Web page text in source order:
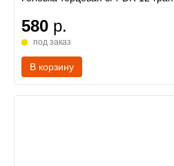
580 р.
под заказ
В корзину